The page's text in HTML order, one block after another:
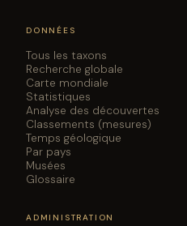
DONNÉES
Tous les taxons
Recherche globale
Carte mondiale
Statistiques
Analyse des découvertes
Classements (mesures)
Temps géologique
Par pays
Musées
Glossaire
ADMINISTRATION